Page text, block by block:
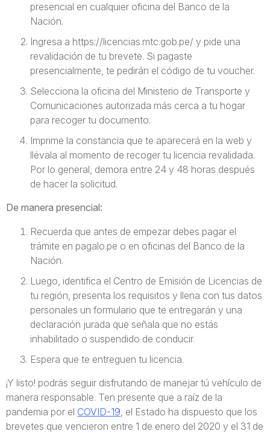
presencial en cualquier oficina del Banco de la
Nación.
Ingresa a https://licencias.mtc.gob.pe/ y pide una
revalidación de tu brevete. Si pagaste
presencialmente, te pedirán el código de tu voucher.
Selecciona la oficina del Ministerio de Transporte y
Comunicaciones autorizada más cerca a tu hogar
para recoger tu documento.
Imprime la constancia que te aparecerá en la web y
llévala al momento de recoger tu licencia revalidada.
Por lo general, demora entre 24 y 48 horas después
de hacer la solicitud.
De manera presencial:
Recuerda que antes de empezar debes pagar el
trámite en pagalo.pe o en oficinas del Banco de la
Nación.
Luego, identifica el Centro de Emisión de Licencias de
tu región, presenta los requisitos y llena con tus datos
personales un formulario que te entregarán y una
declaración jurada que señala que no estás
inhabilitado o suspendido de conducir.
Espera que te entreguen tu licencia.
¡Y listo! podrás seguir disfrutando de manejar tú vehículo de
manera responsable. Ten presente que a raíz de la
pandemia por el COVID-19, el Estado ha dispuesto que los
brevetes que vencieron entre 1 de enero del 2020 y el 31 de